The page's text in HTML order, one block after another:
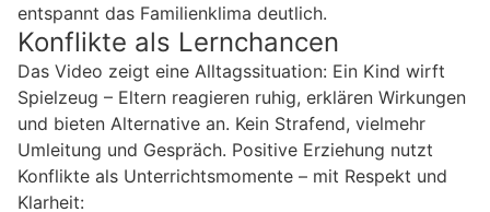
entspannt das Familienklima deutlich.
Konflikte als Lernchancen
Das Video zeigt eine Alltagssituation: Ein Kind wirft
Spielzeug – Eltern reagieren ruhig, erklären Wirkungen
und bieten Alternative an. Kein Strafend, vielmehr
Umleitung und Gespräch. Positive Erziehung nutzt
Konflikte als Unterrichtsmomente – mit Respekt und
Klarheit: